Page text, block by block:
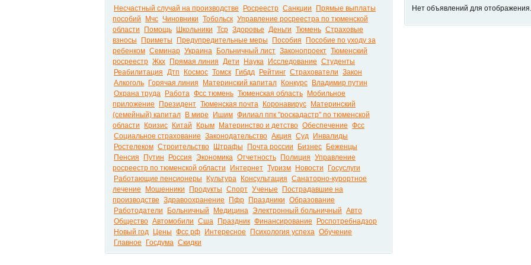
Несчастный случай на производстве Росреестр Санкции
Прямые выплаты
пособий
Мчс Чиновники Тобольск Управление росреестра по тюменской
области
Помощь Школьники Тср Здоровье Деньги Тюмень Страховые
взносы
Приметы Предупредительные меры Пособия
Пособие по уходу за
ребенком Семинар Украина Больничный лист Законопроект Тюменский
росреестр Жкх Прямая линия Дети Наука Исследование Студенты
Реабилитация Дтп Космос Томск Гибдд Рейтинг Страхователи Закон
Алкоголь
Горячая линия Материнский капитал Конкурс
Владимир путин
Охрана труда
Работа Фсс тюмень Тюменская область
Мобильное
приложение
Президент Тюменская почта Коронавирус
Материнский
(семейный) капитал
В мире Ишим Филиал ппк "роскадастр" по тюменской
области
Кризис Китай Крым Материнство и детство Обеспечение Фсс
Социальное страхование Законодательство Акция Суд
Инвалиды
Ростелеком Строительство Штрафы Почта россии Бизнес
Беженцы
Пенсия
Путин Россия Экономика Отчетность Полиция Управление
росреестр по тюменской области
Интернет Туризм Новости
Госуслуги
Работающие пенсионеры
Культура Консультация Санаторно-курортное
лечение
Мошенники Продукты Спорт Ученые
Пострадавшие на
производстве Здравоохранение Пфр Праздники Образование
Работодатели
Больничный Медицина Электронный больничный Авто
Общество Автомобили Сша Праздник Финансирование
Роспотребнадзор
Новый год
Цены Фсс рф Интересное Психология успеха Обучение
Главное
Госдума Скидки
Нет объявлений для отображения.